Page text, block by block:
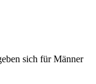
sich für Männer